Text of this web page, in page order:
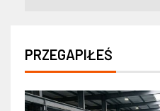
PRZEGAPIŁEŚ